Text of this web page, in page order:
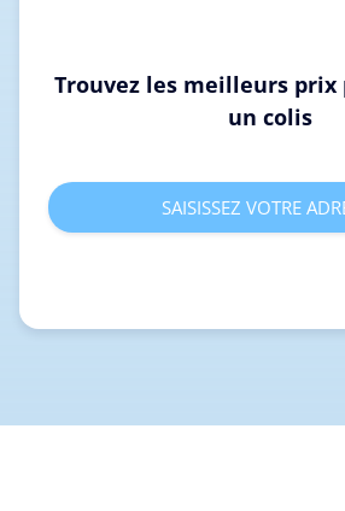
Trouvez les meilleurs prix
un colis
SAISISSEZ VOTRE